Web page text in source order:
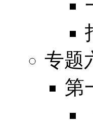
专题
第